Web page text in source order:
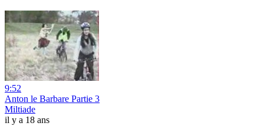
9:52
Anton le Barbare Partie 3
Miltiade
il y a 18 ans